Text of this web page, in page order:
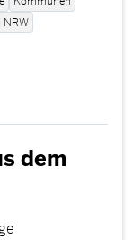
NRW
dem